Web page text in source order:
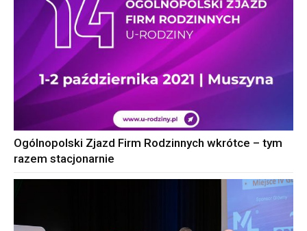
Ogólnopolski Zjazd Firm Rodzinnych wkrótce – tym
razem stacjonarnie